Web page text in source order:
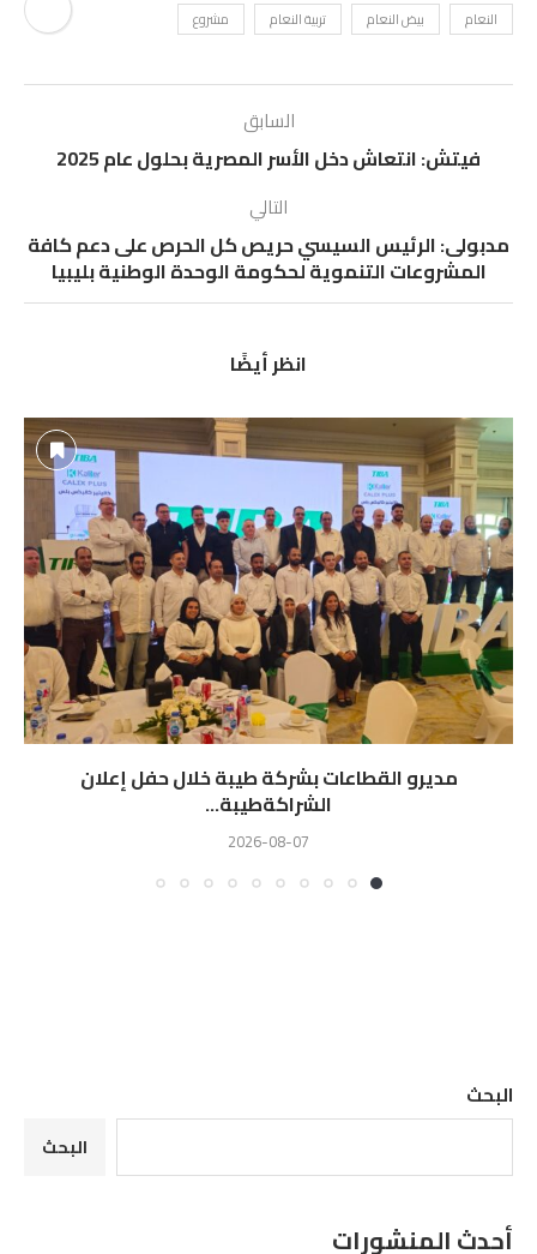
النعام
بيض النعام تربية النعام مشروع
السابق
فيتش: انتعاش دخل الأسر المصرية بحلول عام 2025
التالي
مدبولى: الرئيس السيسي حريص كل الحرص على دعم كافة
المشروعات التنموية لحكومة الوحدة الوطنية بليبيا
انظر أيضًا
مديرو القطاعات بشركة طيبة خلال حفل إعلان
الشراكةطيبة...
2026-08-07
البحث
البحث
أحدث المنشورات